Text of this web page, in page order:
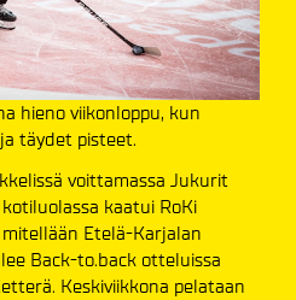
hieno viikonloppu, kun
täydet pisteet.
voittamassa Jukurit
kaatui RoKi
Etelä-Karjalan
Back-to.back otteluissa
Keskiviikkona pelataan